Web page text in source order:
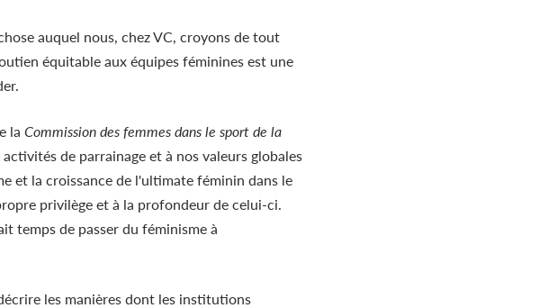
auquel nous, chez VC, croyons de tout
équitable aux équipes féminines est une
la Commission des femmes dans le sport de la
de parrainage et à nos valeurs globales
et la croissance de l'ultimate féminin dans le
privilège et à la profondeur de celui-ci.
temps de passer du féminisme à
les manières dont les institutions